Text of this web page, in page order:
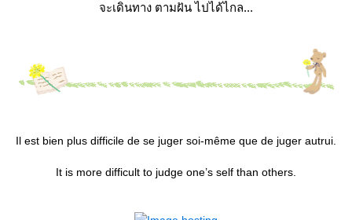
จะเดินทาง ตามฝัน ไปได้ไกล...
Il est bien plus difficile de se juger soi-même que de juger autrui.
It is more difficult to judge one’s self than others.